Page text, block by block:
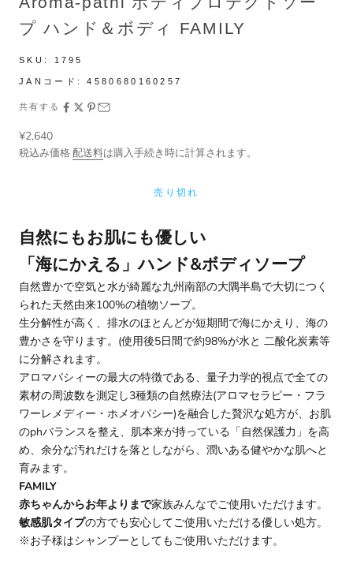
プ ハンド＆ボディ FAMILY
SKU: 1795
JANコード:4580680160257
共有する
セール価格
¥2,640
税込み価格配送料は購入手続き時に計算されます。
売り切れ
自然にもお肌にも優しい
「海にかえる」ハンド&ボディソープ
自然豊かで空気と水が綺麗な九州南部の大隅半島で大切につく
られた天然由来100%の植物ソープ。
生分解性が高く、排水のほとんどが短期間で海にかえり、海の
豊かさを守ります。(使用後5日間で約98%が水と 二酸化炭素等
に分解されます。
アロマパシィーの最大の特徴である、量子力学的視点で全ての
素材の周波数を測定し3種類の自然療法(アロマセラピー・フラ
ワーレメディー・ホメオパシー)を融合した贅沢な処方が、お肌
のphバランスを整え、肌本来が持っている「自然保護力」を高
め、余分な汚れだけを落としながら、潤いある健やかな肌へと
育みます。
FAMILY
赤ちゃんからお年よりまで家族みんなでご使用いただけます。
敏感肌タイプの方でも安心してご使用いただける優しい処方。
※お子様はシャンプーとしてもご使用いただけます。